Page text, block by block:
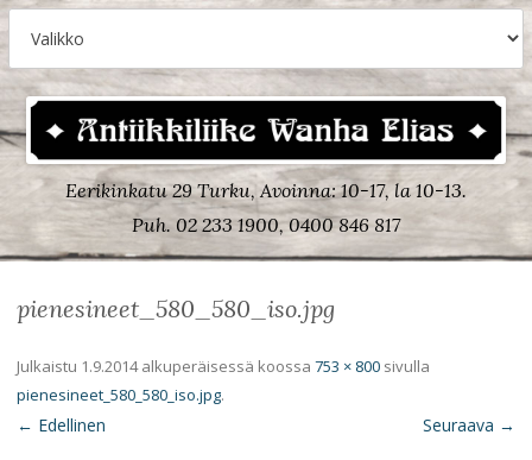
Eerikinkatu 29 Turku, Avoinna: 10-17, la 10-13.
Puh. 02 233 1900, 0400 846 817
pienesineet_580_580_iso.jpg
Julkaistu 1.9.2014alkuperäisessä koossa 753 × 800 sivulla
pienesineet_580_580_iso.jpg.
← Edellinen Seuraava →